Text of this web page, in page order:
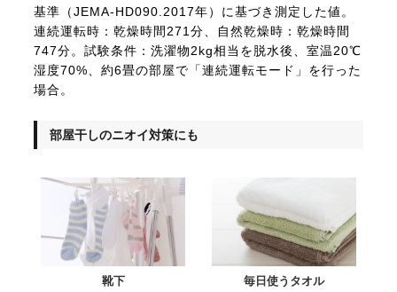
基準（JEMA-HD090.2017年）に基づき測定した値。
連続運転時：乾燥時間271分、自然乾燥時：乾燥時間
747分。試験条件：洗濯物2kg相当を脱水後、室温20℃
湿度70%、約6畳の部屋で「連続運転モード」を行った
場合。
部屋干しのニオイ対策にも
靴下 毎日使うタオル